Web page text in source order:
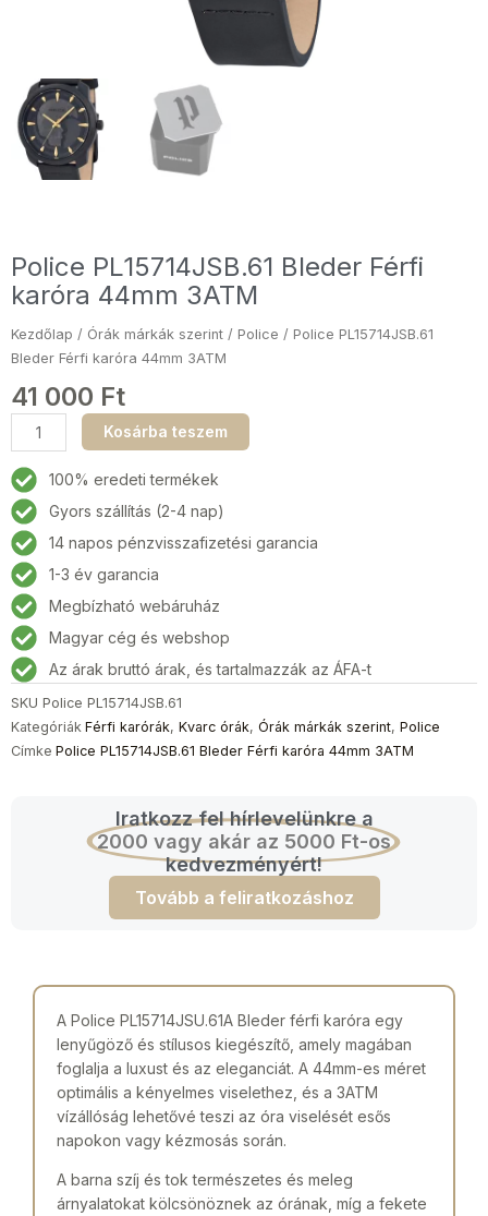
Police PL15714JSB.61 Bleder Férfi
karóra 44mm 3ATM
Kezdőlap / Órák márkák szerint / Police / Police PL15714JSB.61
Bleder Férfi karóra 44mm 3ATM
41 000 Ft
Police
PL15714JSB.61
Bleder
Férfi
karóra
44mm
3ATM
mennyiség
Kosárba teszem
100% eredeti termékek
Gyors szállítás (2-4 nap)
14 napos pénzvisszafizetési garancia
1-3 év garancia
Megbízható webáruház
Magyar cég és webshop
Az árak bruttó árak, és tartalmazzák az ÁFA-t
SKU Police PL15714JSB.61
Kategóriák Férfi karórák, Kvarc órák, Órák márkák szerint, Police
Címke Police PL15714JSB.61 Bleder Férfi karóra 44mm 3ATM
Iratkozz fel hírlevelünkre a
2000 vagy akár az 5000 Ft-os
kedvezményért!
Tovább a feliratkozáshoz
A Police PL15714JSU.61A Bleder férfi karóra egy
lenyűgöző és stílusos kiegészítő, amely magában
foglalja a luxust és az eleganciát. A 44mm-es méret
optimális a kényelmes viselethez, és a 3ATM
vízállóság lehetővé teszi az óra viselését esős
napokon vagy kézmosás során.
A barna szíj és tok természetes és meleg
árnyalatokat kölcsönöznek az órának, míg a fekete